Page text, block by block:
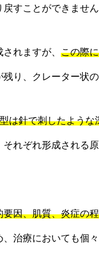
すことができません
れますが、 この際
り、クレーター状
は針で刺したよう
それぞれ形成される
要因、肌質、炎症の
治療においても個